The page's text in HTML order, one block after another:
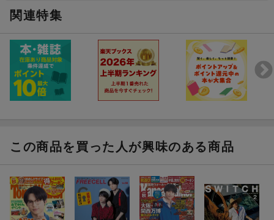
関連特集
この商品を買った人が興味のある商品